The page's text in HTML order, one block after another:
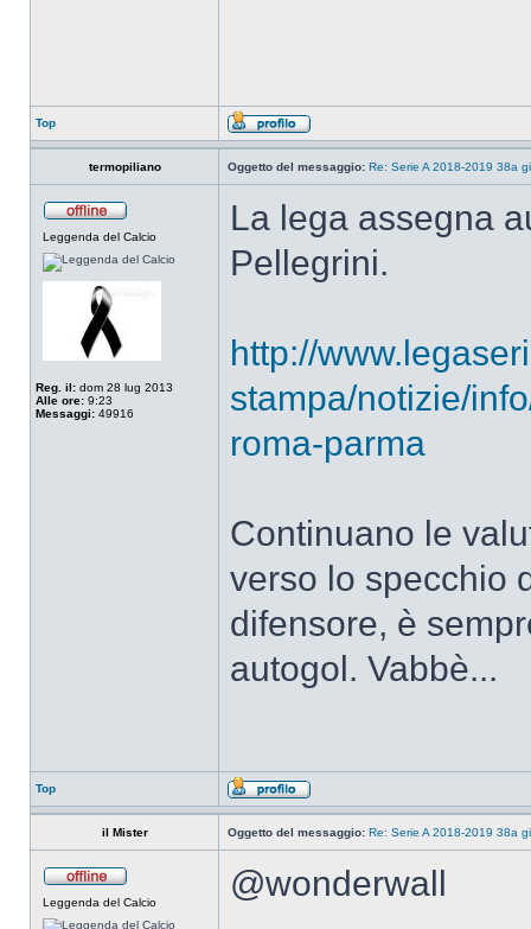
Top
termopiliano Oggetto del messaggio: Re: Serie A 2018-2019 38a
Leggenda del Calcio
Reg. il: dom 28 lug 2013
Alle ore: 9:23
Messaggi: 49916
La lega assegna
Pellegrini.
http://
stampa/notizie/
roma-parma
Continuano le
verso lo specchio
difensore, è
autogol. Vabbè...
Top
il Mister Oggetto del messaggio: Re: Serie A 2018-2019 38a
Leggenda del Calcio @wonderwall